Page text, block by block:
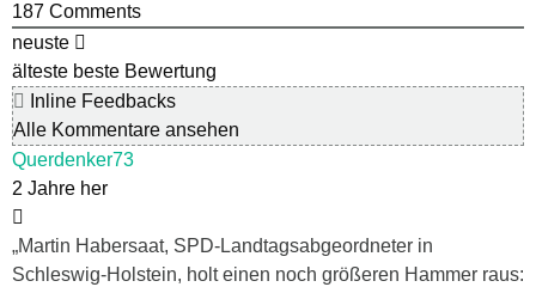
187 Comments
neuste
älteste beste Bewertung
Inline Feedbacks
Alle Kommentare ansehen
Querdenker73
2 Jahre her
„Martin Habersaat, SPD-Landtagsabgeordneter in
Schleswig-Holstein, holt einen noch größeren Hammer raus: